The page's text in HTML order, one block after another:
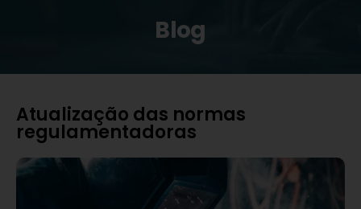
Blog
Atualização das normas
regulamentadoras